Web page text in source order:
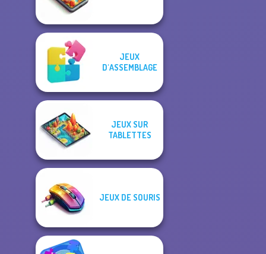
JEUX
D'ASSEMBLAGE
JEUX SUR
TABLETTES
JEUX DE SOURIS